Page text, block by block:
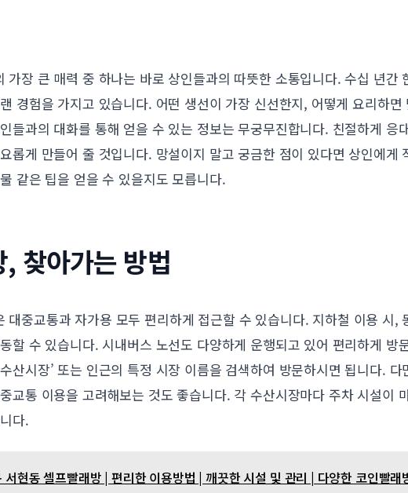
가장 큰 매력 중 하나는 바로 상인들과의 따뜻한 소통입니다. 수십 년간
경험을 가지고 있습니다. 어떤 생선이 가장 신선한지, 어떻게 요리하
들과의 대화를 통해 얻을 수 있는 정보는 무궁무진합니다. 친절하게 응
롭게 만들어 줄 것입니다. 망설이지 말고 궁금한 점이 있다면 상인에게
같은 팁을 얻을 수 있을지도 모릅니다.
찾아가는 방법
대중교통과 자가용 모두 편리하게 접근할 수 있습니다. 지하철 이용 시,
할 수 있습니다. 시내버스 노선도 다양하게 운행되고 있어 편리하게 방
산시장’ 또는 인근의 특정 시장 이름을 검색하여 방문하시면 됩니다.
교통 이용을 고려해보는 것도 좋습니다. 각 수산시장마다 주차 시설이
다.
서현동 셀프빨래방 | 편리한 이용방법 | 깨끗한 시설 및 관리 | 다양한 코인빨래